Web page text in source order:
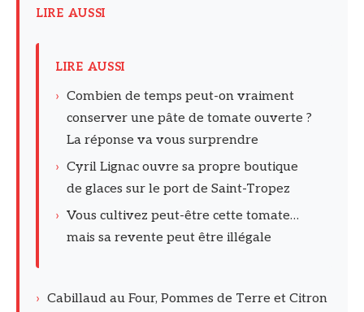
LIRE AUSSI
LIRE AUSSI
› Combien de temps peut-on vraiment
conserver une pâte de tomate ouverte ?
La réponse va vous surprendre
› Cyril Lignac ouvre sa propre boutique
de glaces sur le port de Saint-Tropez
› Vous cultivez peut-être cette tomate…
mais sa revente peut être illégale
› Cabillaud au Four, Pommes de Terre et Citron